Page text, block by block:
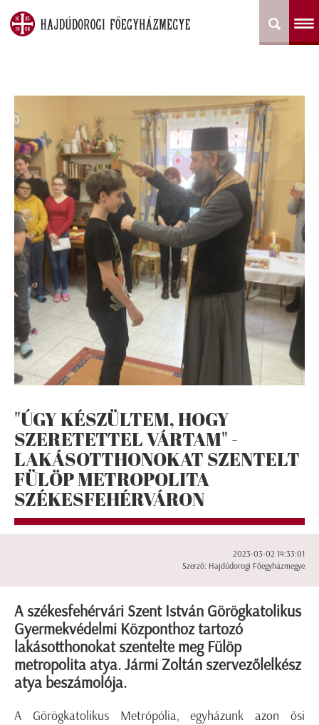
"ÚGY KÉSZÜLTEM, HOGY
SZERETETTEL VÁRTAM" -
LAKÁSOTTHONOKAT SZENTELT
FÜLÖP METROPOLITA
SZÉKESFEHÉRVÁRON
2023-03-02 14:33:01
Szerző: Hajdúdorogi Főegyházmegye
A székesfehérvári Szent István Görögkatolikus
Gyermekvédelmi Központhoz tartozó
lakásotthonokat szentelte meg Fülöp
metropolita atya. Jármi Zoltán szervezőlelkész
atya beszámolója.
A Görögkatolikus Metrópólia, egyházunk azon ősi